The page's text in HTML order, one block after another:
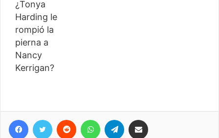
Facebook
Twitter Reddit WhatsAppTelegram